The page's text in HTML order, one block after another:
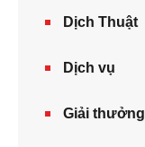
Dịch Thuật
Dịch vụ
Giải thưởng